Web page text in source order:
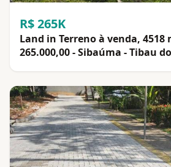
R$ 265K
Land in Terreno à venda, 4518
265.000,00 - Sibaúma - Tibau